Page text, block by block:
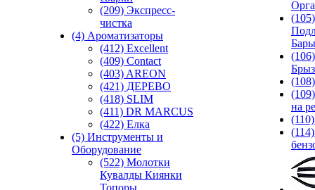
(209) Экспреcс-
чистка
(4) Ароматизаторы
(412) Excellent
(409) Contact
(403) AREON
(421) ДЕРЕВО
(418) SLIM
(411) DR MARCUS
(422) Елка
(5) Инструменты и
Оборудование
(522) Молотки
Кувалды Киянки
Топоры
(105)
Бары
(106)
на